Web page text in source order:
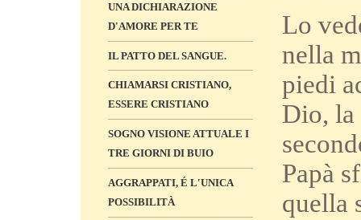
UNA DICHIARAZIONE
D'AMORE PER TE
IL PATTO DEL SANGUE.
CHIAMARSI CRISTIANO,
ESSERE CRISTIANO
SOGNO VISIONE ATTUALE I
TRE GIORNI DI BUIO
AGGRAPPATI, É L'UNICA
POSSIBILITÀ
Lo
nella
piedi
Dio, la
Papà
quella